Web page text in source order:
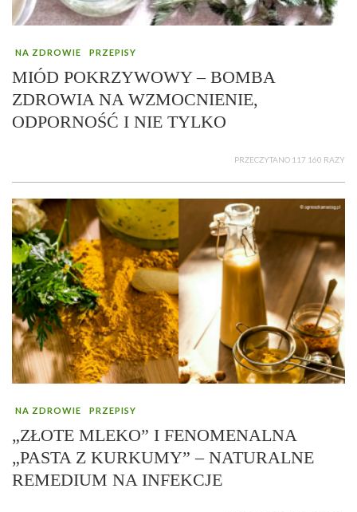
NA ZDROWIE PRZEPISY
MIÓD POKRZYWOWY – BOMBA
ZDROWIA NA WZMOCNIENIE,
ODPORNOŚĆ I NIE TYLKO
PRZECZYTANO 117 160 RAZY
NA ZDROWIE PRZEPISY
„ZŁOTE MLEKO” I FENOMENALNA
„PASTA Z KURKUMY” – NATURALNE
REMEDIUM NA INFEKCJE